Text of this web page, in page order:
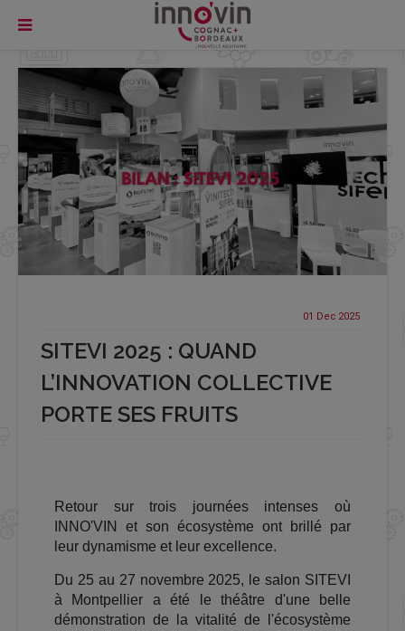
01 Dec 2025
SITEVI 2025 : QUAND
L’INNOVATION COLLECTIVE
PORTE SES FRUITS
Retour sur trois journées intenses où
INNO'VIN et son écosystème ont brillé par
leur dynamisme et leur excellence.
Du 25 au 27 novembre 2025, le salon SITEVI
à Montpellier a été le théâtre d'une belle
démonstration de la vitalité de l'écosystème